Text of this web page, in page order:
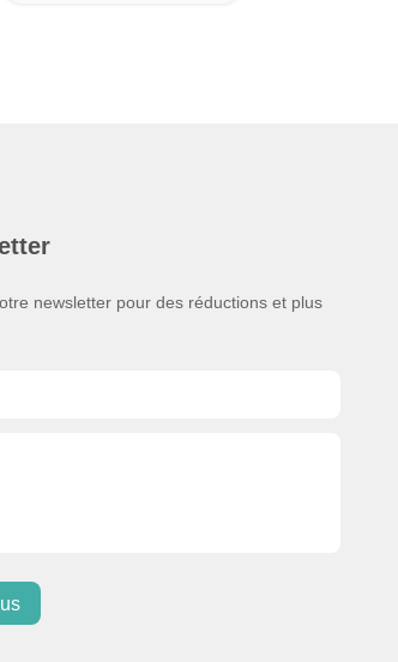
newsletter pour des réductions et plus